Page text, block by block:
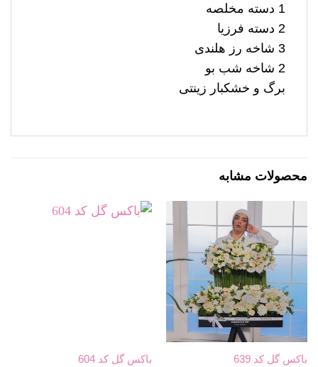
1 دسته مخلصه
2 دسته فرزیا
3 شاخه رز هلندی
2 شاخه شب بو
برگ و خشکبار زینتی
محصولات مشابه
باکس گل کد 639
باکس گل کد 604